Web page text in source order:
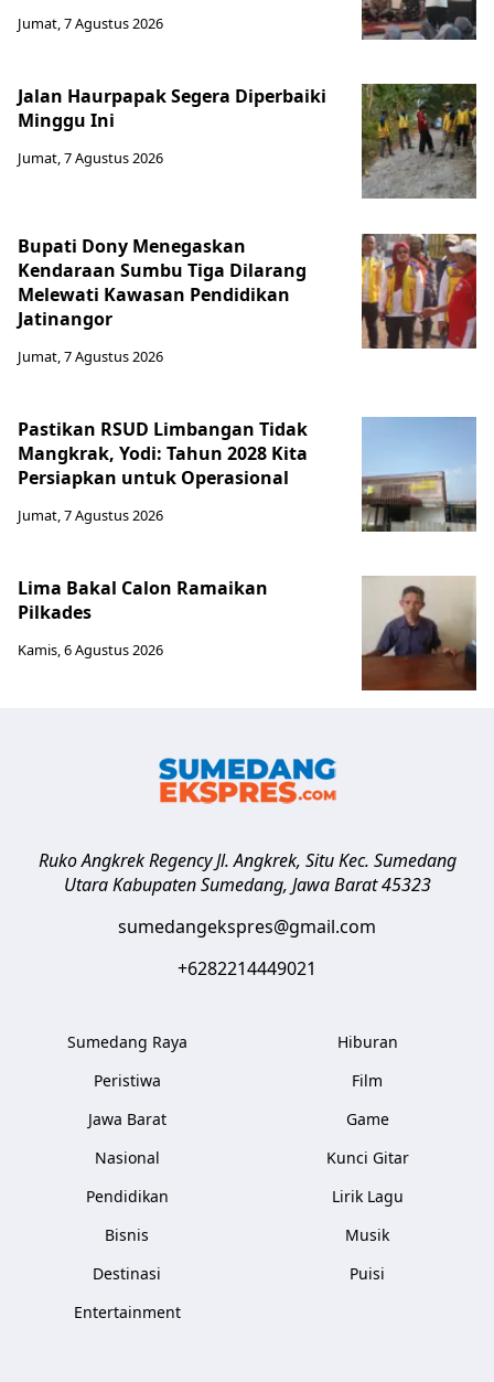
Jumat, 7 Agustus 2026
Jalan Haurpapak Segera Diperbaiki
Minggu Ini
Jumat, 7 Agustus 2026
Bupati Dony Menegaskan
Kendaraan Sumbu Tiga Dilarang
Melewati Kawasan Pendidikan
Jatinangor
Jumat, 7 Agustus 2026
Pastikan RSUD Limbangan Tidak
Mangkrak, Yodi: Tahun 2028 Kita
Persiapkan untuk Operasional
Jumat, 7 Agustus 2026
Lima Bakal Calon Ramaikan
Pilkades
Kamis, 6 Agustus 2026
Ruko Angkrek Regency Jl. Angkrek, Situ Kec. Sumedang
Utara Kabupaten Sumedang, Jawa Barat 45323
sumedangekspres@gmail.com
+6282214449021
Sumedang Raya
Peristiwa
Jawa Barat
Nasional
Pendidikan
Bisnis
Destinasi
Entertainment
Hiburan
Film
Game
Kunci Gitar
Lirik Lagu
Musik
Puisi